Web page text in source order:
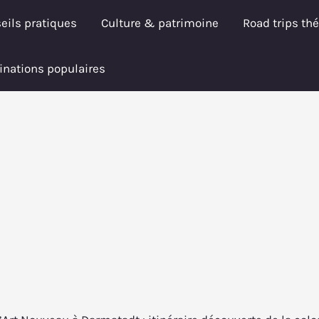
pratiques Culture & patrimoine Road trips
populaires